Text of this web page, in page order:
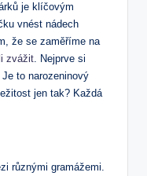
je klíčovým
vnést nádech
že se zaměříme na
zvážit. Nejprve si
to narozeninový
jen tak? Každá
různými gramážemi.